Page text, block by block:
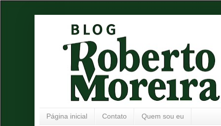
Página inicial Contato Quem sou eu